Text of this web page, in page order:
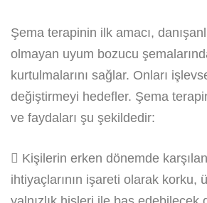
Şema terapinin ilk amacı,
olmayan uyum bozucu
kurtulmalarını sağlar. Onları
değiştirmeyi hedefler. Şema
ve faydaları şu şekildedir:
 Kişilerin erken dönemde
ihtiyaçlarının işareti olarak korku,